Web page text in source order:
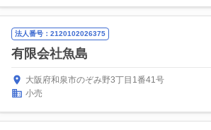
法人番号：2120102026375
有限会社魚島
大阪府和泉市のぞみ野3丁目1番41号
小売